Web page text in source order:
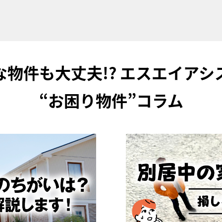
物件も大丈夫!? エスエイアシ
“お困り物件”コラム